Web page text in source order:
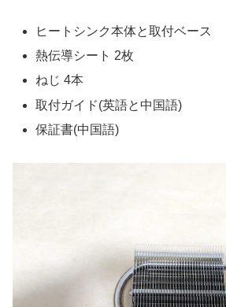
ヒートシンク本体と取付ベース
熱伝導シート 2枚
ねじ 4本
取付ガイド(英語と中国語)
保証書(中国語)